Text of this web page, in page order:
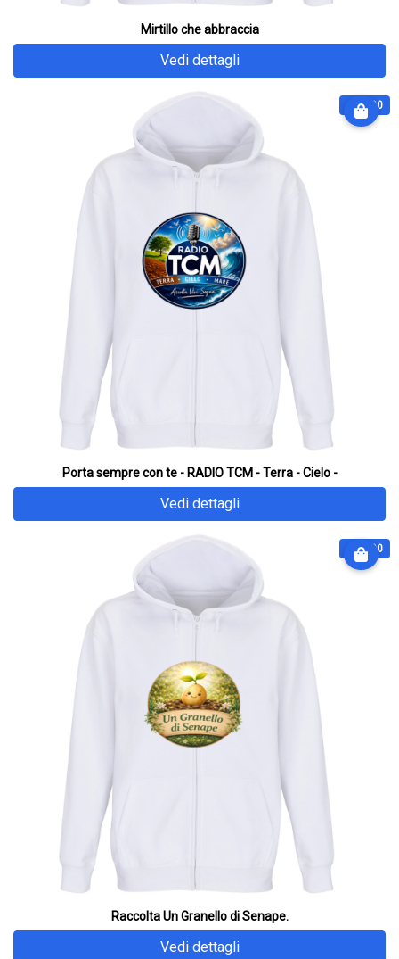
Mirtillo che abbraccia
Vedi dettagli
€ 64.90
Porta sempre con te - RADIO TCM - Terra - Cielo -
Vedi dettagli
€ 64.90
Raccolta Un Granello di Senape.
Vedi dettagli